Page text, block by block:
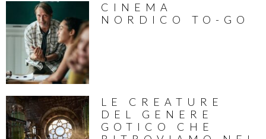
CINEMA
NORDICO TO-GO
LE CREATURE
DEL GENERE
GOTICO CHE